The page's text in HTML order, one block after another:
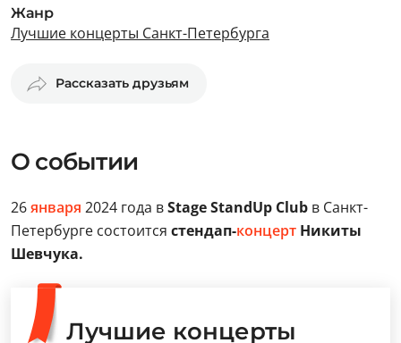
Жанр
Лучшие концерты Санкт-Петербурга
Рассказать друзьям
О событии
26января 2024 года вStage StandUp Club в Санкт-
Петербурге состоится стендап-концерт Никиты
Шевчука.
Лучшие концерты